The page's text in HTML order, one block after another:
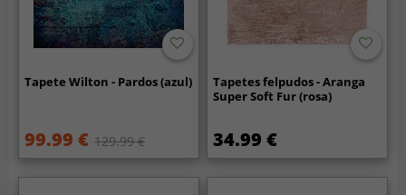
Tapete Wilton - Pardos (azul)
99.99 € 129.99 €
Tapetes felpudos - Aranga
Super Soft Fur (rosa)
34.99 €